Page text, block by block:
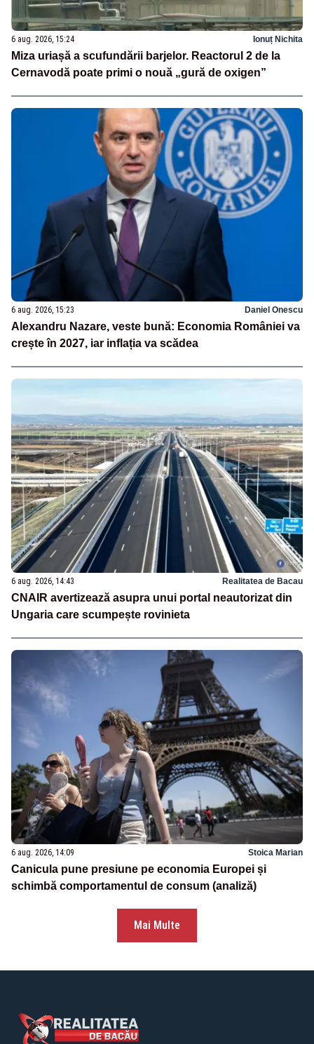
6 aug. 2026, 15:24 Ionuț Nichita
Miza uriașă a scufundării barjelor. Reactorul 2 de la
Cernavodă poate primi o nouă „gură de oxigen”
6 aug. 2026, 15:23 Daniel Onescu
Alexandru Nazare, veste bună: Economia României va
crește în 2027, iar inflația va scădea
6 aug. 2026, 14:43 Realitatea de Bacau
CNAIR avertizează asupra unui portal neautorizat din
Ungaria care scumpește rovinieta
6 aug. 2026, 14:09 Stoica Marian
Canicula pune presiune pe economia Europei și
schimbă comportamentul de consum (analiză)
Mai Multe